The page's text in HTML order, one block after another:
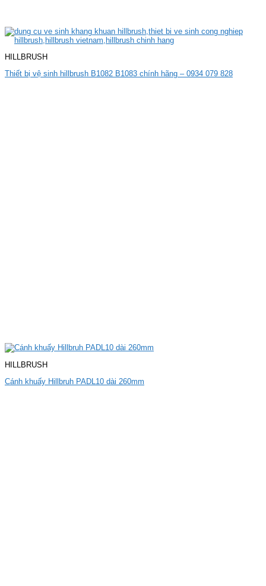
HILLBRUSH
Thiết bị vệ sinh hillbrush B1082 B1083 chính hãng – 0934 079 828
HILLBRUSH
Cánh khuấy Hillbruh PADL10 dài 260mm